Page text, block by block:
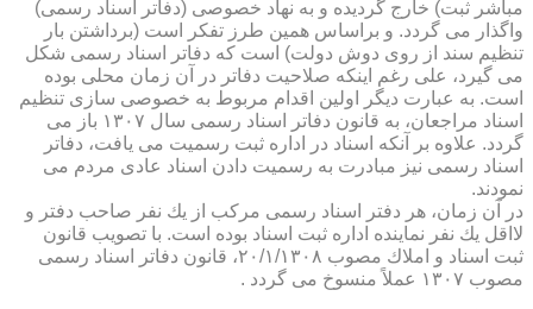
مباشر ثبت) خارج گردیده و به نهاد خصوصی (دفاتر اسناد رسمی)
واگذار می گردد. و براساس همین طرز تفكر است (برداشتن بار
تنظیم سند از روی دوش دولت) است كه دفاتر اسناد رسمی شكل
می گیرد، علی رغم اینكه صلاحیت دفاتر در آن زمان محلی بوده
است. به عبارت دیگر اولین اقدام مربوط به خصوصی سازی تنظیم
اسناد مراجعان، به قانون دفاتر اسناد رسمی سال ۱۳۰۷ باز می
گردد. علاوه بر آنكه اسناد در اداره ثبت رسمیت می یافت، دفاتر
اسناد رسمی نیز مبادرت به رسمیت دادن اسناد عادی مردم می
نمودند.
در آن زمان، هر دفتر اسناد رسمی مركب از یك نفر صاحب دفتر و
لااقل یك نفر نماینده اداره ثبت اسناد بوده است. با تصویب قانون
ثبت اسناد و املاك مصوب ۲۰/۱/۱۳۰۸، قانون دفاتر اسناد رسمی
مصوب ۱۳۰۷ عملاً منسوخ می گردد .